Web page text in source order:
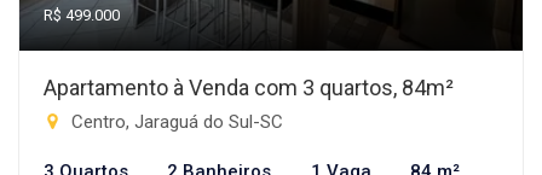
R$ 499.000
Apartamento à Venda com 3 quartos, 84m²
Centro, Jaraguá do Sul-SC